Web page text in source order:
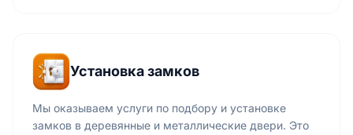
Установка замков
Мы оказываем услуги по подбору и установке
замков в деревянные и металлические двери. Это